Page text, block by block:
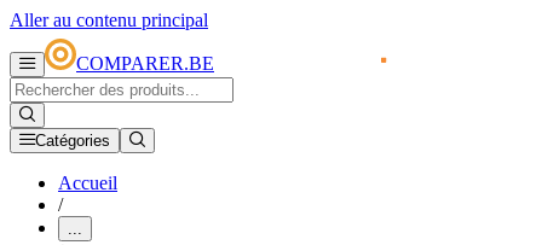
Aller au contenu principal
COMPARER.BE
Catégories
Accueil
/
...